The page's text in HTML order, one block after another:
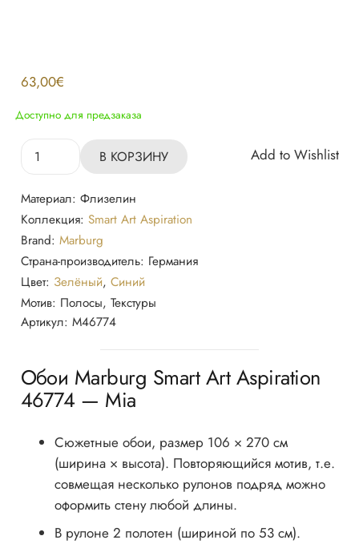
63,00€
Доступно для предзаказа
Количество
Обои
46774
Marburg
В КОРЗИНУ Add to Wishlist
Материал: Флизелин
Коллекция: Smart Art Aspiration
Brand: Marburg
Страна-производитель: Германия
Цвет: Зелёный, Синий
Мотив: Полосы, Текстуры
Артикул: M46774
Обои Marburg Smart Art Aspiration
46774 — Mia
Сюжетные обои, размер 106 × 270 см
(ширина × высота). Повторяющийся мотив, т.е.
совмещая несколько рулонов подряд можно
оформить стену любой длины.
В рулоне 2 полотен (шириной по 53 см).